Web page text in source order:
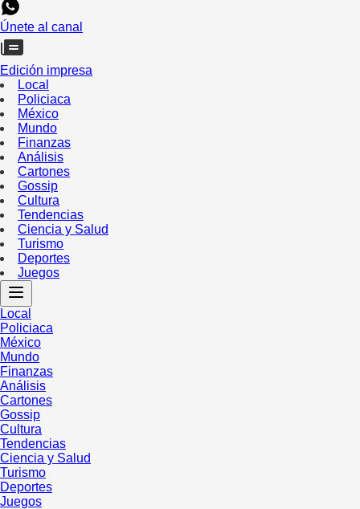
Únete al canal
Edición impresa
Local
Policiaca
México
Mundo
Finanzas
Análisis
Cartones
Gossip
Cultura
Tendencias
Ciencia y Salud
Turismo
Deportes
Juegos
Local
Policiaca
México
Mundo
Finanzas
Análisis
Cartones
Gossip
Cultura
Tendencias
Ciencia y Salud
Turismo
Deportes
Juegos